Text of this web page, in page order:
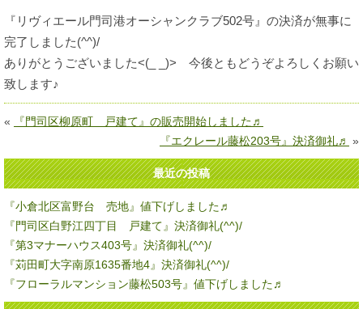
『リヴィエール門司港オーシャンクラブ502号』の決済が無事に
完了しました(^^)/
ありがとうございました<(_ _)> 今後ともどうぞよろしくお願い
致します♪
«
『門司区柳原町 戸建て』の販売開始しました♬
『エクレール藤松203号』決済御礼♬ »
最近の投稿
『小倉北区富野台 売地』値下げしました♬
『門司区白野江四丁目 戸建て』決済御礼(^^)/
『第3マナーハウス403号』決済御礼(^^)/
『苅田町大字南原1635番地4』決済御礼(^^)/
『フローラルマンション藤松503号』値下げしました♬